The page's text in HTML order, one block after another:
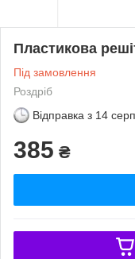
Пластикова
Під замовлення
Роздріб
Відправка з 14
385 ₴